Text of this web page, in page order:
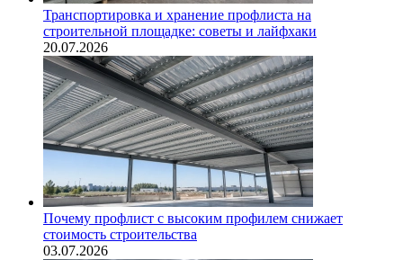
Транспортировка и хранение профлиста на
строительной площадке: советы и лайфхаки
20.07.2026
Почему профлист с высоким профилем снижает
стоимость строительства
03.07.2026